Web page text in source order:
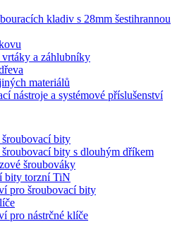
kladiv s 28mm šestihrannou
vrtáky a záhlubníky
materiálů
nástroje a systémové příslušenství
šroubovací bity
šroubovací bity s dlouhým dříkem
šroubováky
bity torzní TiN
pro šroubovací bity
pro nástrčné klíče